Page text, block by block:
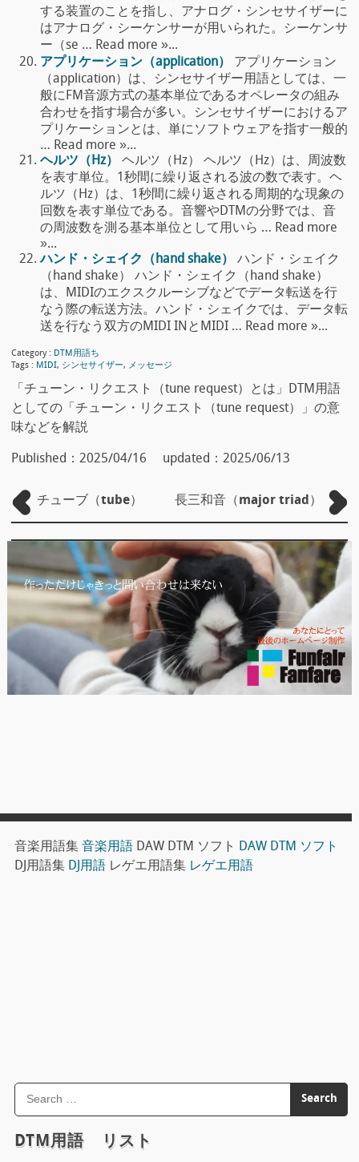
する装置のことを指し、アナログ・シンセサイザーに
はアナログ・シーケンサーが用いられた。シーケンサ
ー（se … Read more »...
アプリケーション（application）
アプリケーション
（application）は、シンセサイザー用語としては、一
般にFM音源方式の基本単位であるオペレータの組み
合わせを指す場合が多い。シンセサイザーにおけるア
プリケーションとは、単にソフトウェアを指す一般的
… Read more »...
ヘルツ（Hz）
ヘルツ（Hz） ヘルツ（Hz）は、周波数
を表す単位。1秒間に繰り返される波の数で表す。ヘ
ルツ（Hz）は、1秒間に繰り返される周期的な現象の
回数を表す単位である。音響やDTMの分野では、音
の周波数を測る基本単位として用いら … Read more
»...
ハンド・シェイク（hand shake）
ハンド・シェイク
（hand shake） ハンド・シェイク（hand shake）
は、MIDIのエクスクルーシブなどでデータ転送を行
なう際の転送方法。ハンド・シェイクでは、データ転
送を行なう双方のMIDI INとMIDI … Read more »...
Category : DTM用語ち
Tags : MIDI, シンセサイザー, メッセージ
「チューン・リクエスト（tune request）とは」DTM用語
としての「チューン・リクエスト（tune request）」の意
味などを解説
Published： 2025/04/16 updated： 2025/06/13
チューブ（tube） 長三和音（major triad）
音楽用語集 音楽用語DAW DTM ソフト
DAW DTM ソフト
DJ用語集 DJ用語レゲエ用語集 レゲエ用語
DTM用語 リスト